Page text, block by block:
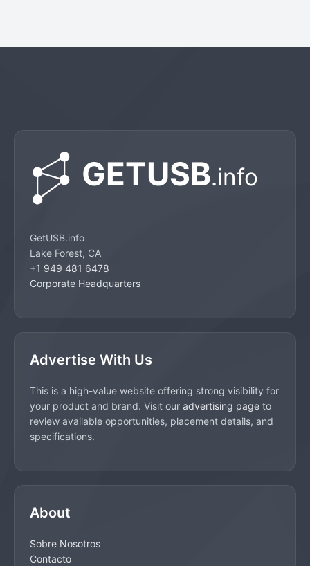
GetUSB.info
Lake Forest, CA
+1 949 481 6478
Corporate Headquarters
Advertise With Us
This is a high-value website offering strong visibility for
your product and brand. Visit our advertising page to
review available opportunities, placement details, and
specifications.
About
Sobre Nosotros
Contacto